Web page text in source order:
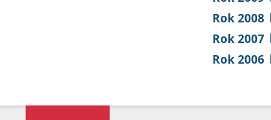
Rok 2008
Rok 2007
Rok 2006